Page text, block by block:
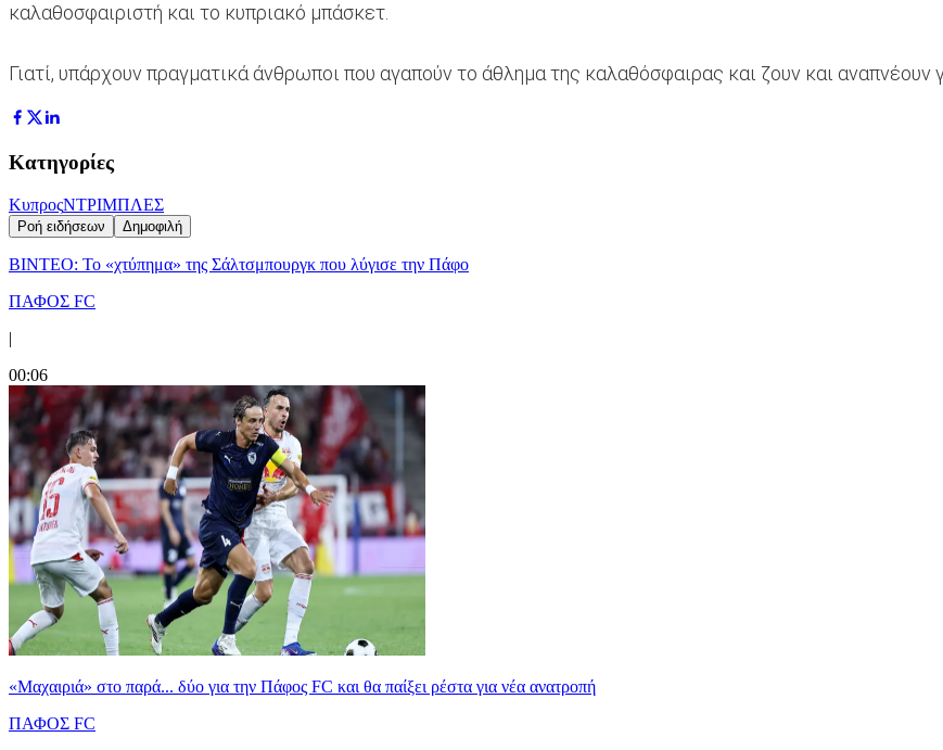
καλαθοσφαιριστή και το κυπριακό μπάσκετ.
Γιατί, υπάρχουν πραγματικά άνθρωποι που αγαπούν το άθλημα της καλαθόσφαιρας και ζουν και
Κατηγορίες
ΚυπροςΝΤΡΙΜΠΛΕΣ
Ροή ειδήσεων Δημοφιλή
ΒΙΝΤΕΟ: Το «χτύπημα» της Σάλτσμπουργκ που λύγισε την Πάφο
ΠΑΦΟΣ FC
|
00:06
«Μαχαιριά» στο παρά... δύο για την Πάφος FC και θα παίξει ρέστα για νέα ανατροπή
ΠΑΦΟΣ FC